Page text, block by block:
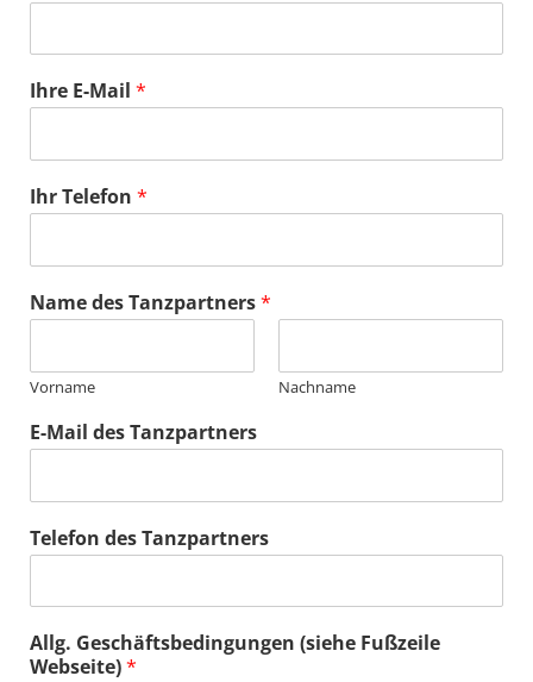
Ihre E-Mail *
Ihr Telefon *
Name des Tanzpartners*
Vorname Nachname
E-Mail des Tanzpartners
Telefon des Tanzpartners
Allg. Geschäftsbedingungen (siehe Fußzeile
Webseite)*